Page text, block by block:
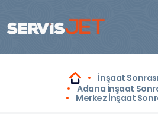
İnşaat
Adana İnşaat
Merkez İnşaat